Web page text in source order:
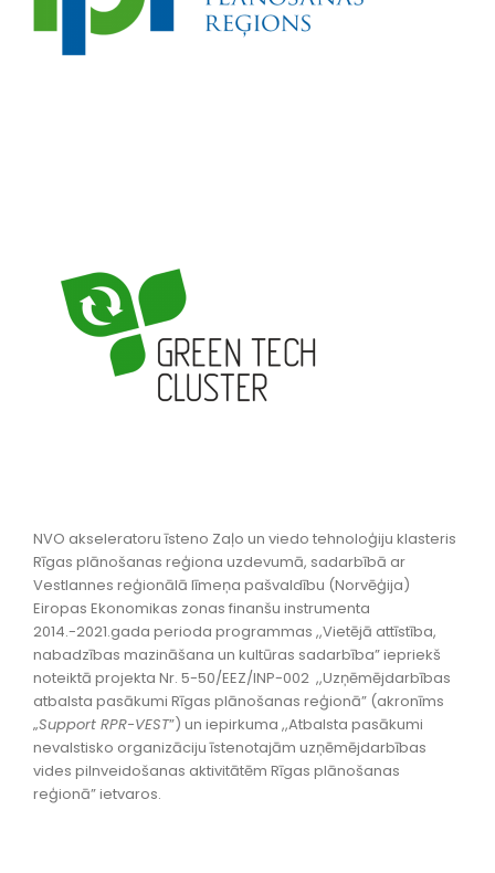
NVO akseleratoru īsteno Zaļo un viedo tehnoloģiju klasteris
Rīgas plānošanas reģiona uzdevumā, sadarbībā ar
Vestlannes reģionālā līmeņa pašvaldību (Norvēģija)
Eiropas Ekonomikas zonas finanšu instrumenta
2014.-2021.gada perioda programmas ,,Vietējā attīstība,
nabadzības mazināšana un kultūras sadarbība” iepriekš
noteiktā projekta Nr. 5-50/EEZ/INP-002 ,,Uzņēmējdarbības
atbalsta pasākumi Rīgas plānošanas reģionā” (akronīms
„Support RPR-VEST”) un iepirkuma ,,Atbalsta pasākumi
nevalstisko organizāciju īstenotajām uzņēmējdarbības
vides pilnveidošanas aktivitātēm Rīgas plānošanas
reģionā” ietvaros.